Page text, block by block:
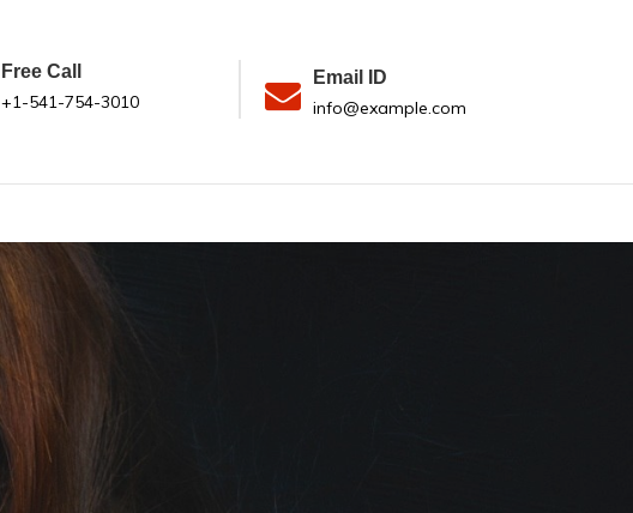
Free Call
+1-541-754-3010
Email ID
info@example.com